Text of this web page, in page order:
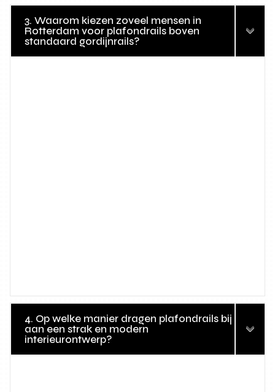
3. Waarom kiezen zoveel mensen in
Rotterdam voor plafondrails boven
standaard gordijnrails?
4. Op welke manier dragen plafondrails bij
aan een strak en modern
interieurontwerp?